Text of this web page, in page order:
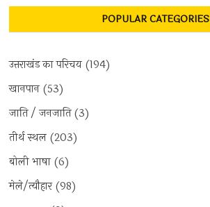
POPULAR CATEGORIES
उत्तराखंड का परिचय (194)
खानपान (53)
जाति / जनजाति(3)
तीर्थ स्थल (203)
बोली भाषा (6)
मेले/त्यौहार(98)